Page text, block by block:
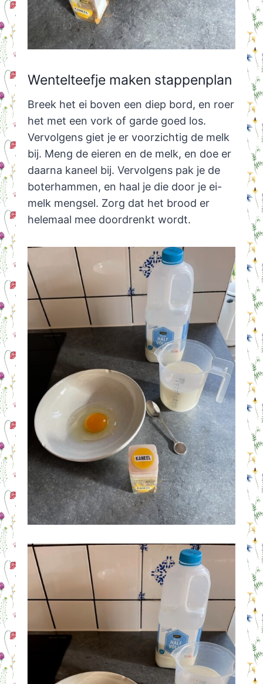
Wentelteefje maken stappenplan
Breek het ei boven een diep bord, en roer
het met een vork of garde goed los.
Vervolgens giet je er voorzichtig de melk
bij. Meng de eieren en de melk, en doe er
daarna kaneel bij. Vervolgens pak je de
boterhammen, en haal je die door je ei-
melk mengsel. Zorg dat het brood er
helemaal mee doordrenkt wordt.